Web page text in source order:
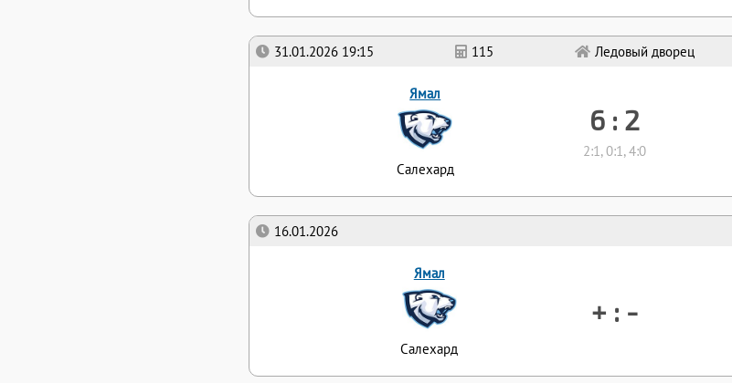
16.01.2026
Ямал
Салехард
+ : -
31.01.2026 19:15 115 Ледовый дворец
Ямал
Салехард
6 : 2
2:1, 0:1, 4:0